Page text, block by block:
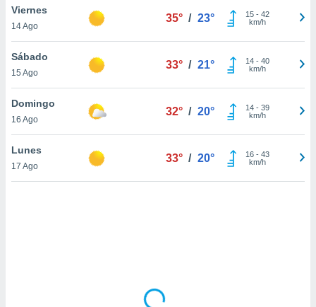
sitio
de que
sean
para
ni para
Viernes
14 Ago
35° / 23° 15- 42
km/h
Sábado
15 Ago
33° / 21° 14- 40
km/h
Domingo
16 Ago
32° / 20° 14- 39
km/h
Lunes
17 Ago
33° / 20° 16- 43
km/h